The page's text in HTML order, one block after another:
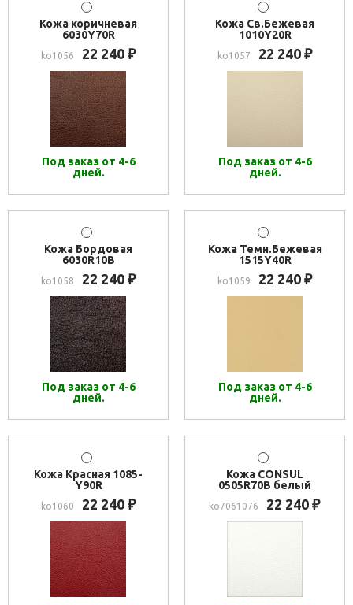
Кожа коричневая
6030Y70R
ko1056 22 240 ₽
Под заказ от 4-6
дней.
Кожа Св.Бежевая
1010Y20R
ko1057 22 240 ₽
Под заказ от 4-6
дней.
Кожа Бордовая
6030R10B
ko1058 22 240 ₽
Под заказ от 4-6
дней.
Кожа Темн.Бежевая
1515Y40R
ko1059 22 240 ₽
Под заказ от 4-6
дней.
Кожа Красная 1085-
Y90R
ko1060 22 240 ₽
Кожа CONSUL
0505R70B белый
ko7061076 22 240 ₽